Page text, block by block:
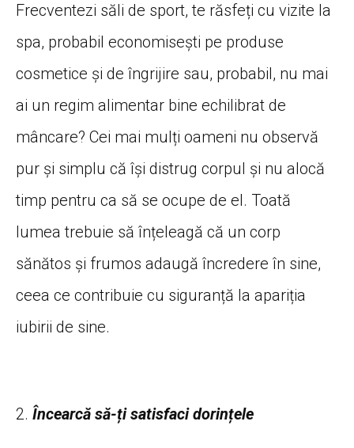
Frecventezi săli de sport, te răsfeți cu vizite la
spa, probabil economisești pe produse
cosmetice și de îngrijire sau, probabil, nu mai
ai un regim alimentar bine echilibrat de
mâncare? Cei mai mulți oameni nu observă
pur și simplu că își distrug corpul și nu alocă
timp pentru ca să se ocupe de el. Toată
lumea trebuie să înțeleagă că un corp
sănătos și frumos adaugă încredere în sine,
ceea ce contribuie cu siguranță la apariția
iubirii de sine.
2. Încearcă să-ți satisfaci dorințele